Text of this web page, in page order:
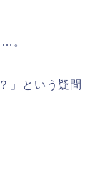
。
」という疑問